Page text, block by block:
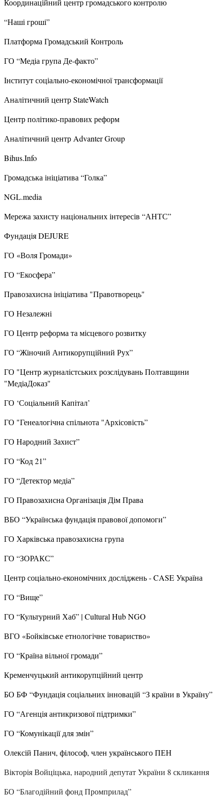
Координаційний центр громадського контролю
“Наші гроші”
Платформа Громадський Контроль
ГО “Медіа група Де-факто”
Інститут соціально-економічної трансформації
Аналітичний центр StateWatch
Центр політико-правових реформ
Аналітичний центр Advanter Group
Bihus.Info
Громадська ініціатива “Голка”
NGL.media
Мережа захисту національних інтересів “АНТС”
Фундація DEJURE
ГО «Воля Громади»
ГО “Екосфера”
Правозахисна ініціатива "Правотворець"
ГО Незалежні
ГО Центр реформа та місцевого розвитку
ГО “Жіночий Антикорупційний Рух”
ГО "Центр журналістських розслідувань Полтавщини
"МедіаДоказ"
ГО ‘Соціальний Капітал’
ГО "Генеалогічна спільнота "Архісовість”
ГО Народний Захист”
ГО “Код 21”
ГО “Детектор медіа”
ГО Правозахисна Організація Дім Права
ВБО “Українська фундація правової допомоги”
ГО Харківська правозахисна група
ГО “ЗОРАКС”
Центр соціально-економічних досліджень - CASE Україна
ГО “Вище”
ГО “Культурний Хаб” | Cultural Hub NGO
ВГО «Бойківське етнологічне товариство»
ГО “Країна вільної громади”
Кременчуцький антикорупційний центр
БО БФ “Фундація соціальних інновацій “З країни в Україну”
ГО “Агенція антикризової підтримки”
ГО “Комунікації для змін”
Олексій Панич, філософ, член українського ПЕН
Вікторія Войціцька, народний депутат України 8 скликання
БО “Благодійний фонд Промприлад”